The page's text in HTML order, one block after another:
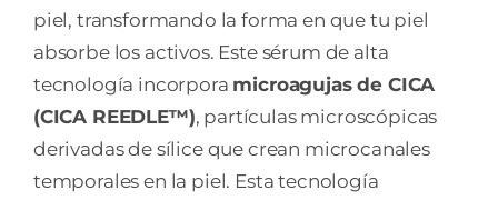
piel, transformando la forma en que tu piel
absorbe los activos. Este sérum de alta
tecnología incorpora microagujas de CICA
(CICA REEDLE™), partículas microscópicas
derivadas de sílice que crean microcanales
temporales en la piel. Esta tecnología